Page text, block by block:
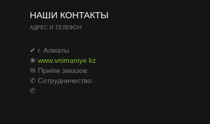
НАШИ КОНТАКТЫ
АДРЕС И ТЕЛЕФОН
✔ г. Алматы
❀ www.vnimaniye.kz
✉ Приём заказов:
✆ Сотрудничество:
✆